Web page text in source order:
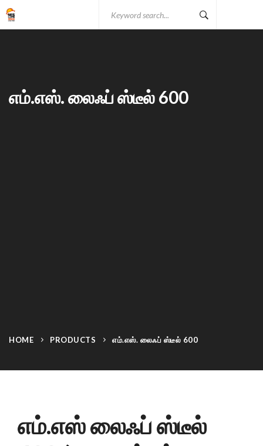
for:
எம்.எஸ். லைஃப் ஸ்டீல் 600
HOME PRODUCTS எம்.எஸ். லைஃப் ஸ்டீல் 600
எம்.எஸ் லைஃப் ஸ்டீல்